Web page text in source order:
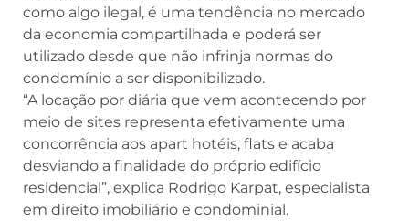
como algo ilegal, é uma tendência no mercado
da economia compartilhada e poderá ser
utilizado desde que não infrinja normas do
condomínio a ser disponibilizado.
“A locação por diária que vem acontecendo por
meio de sites representa efetivamente uma
concorrência aos apart hotéis, flats e acaba
desviando a finalidade do próprio edifício
residencial”, explica Rodrigo Karpat, especialista
em direito imobiliário e condominial.